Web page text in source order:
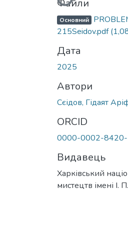
Файли
Основний
215Seidov.pdf
Дата
2025
Автори
Сєідов, Гідаят
ORCID
0000-0002-
Видавець
Харківський
мистецтв імені І.